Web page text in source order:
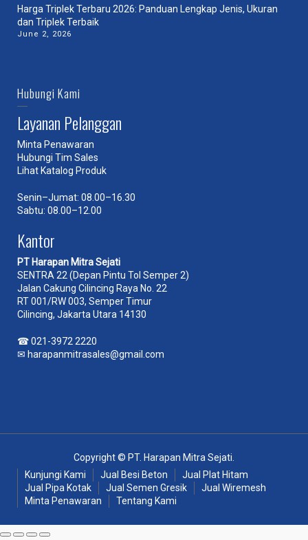
Harga Triplek Terbaru 2026: Panduan Lengkap Jenis, Ukuran
dan Triplek Terbaik
June 2, 2026
Hubungi Kami
Layanan Pelanggan
Minta Penawaran
Hubungi Tim Sales
Lihat Katalog Produk
Senin–Jumat: 08.00–16.30
Sabtu: 08.00–12.00
Kantor
PT Harapan Mitra Sejati
SENTRA 22 (Depan Pintu Tol Semper 2)
Jalan Cakung Cilincing Raya No. 22
RT 001/RW 003, Semper Timur
Cilincing, Jakarta Utara 14130
☎021-3972 2220
✉ harapanmitrasales@gmail.com
Copyright © PT. Harapan Mitra Sejati.
Kunjungi Kami
Jual Besi Beton
Jual Plat Hitam
Jual Pipa Kotak
Jual Semen Gresik
Jual Wiremesh
Minta Penawaran
Tentang Kami